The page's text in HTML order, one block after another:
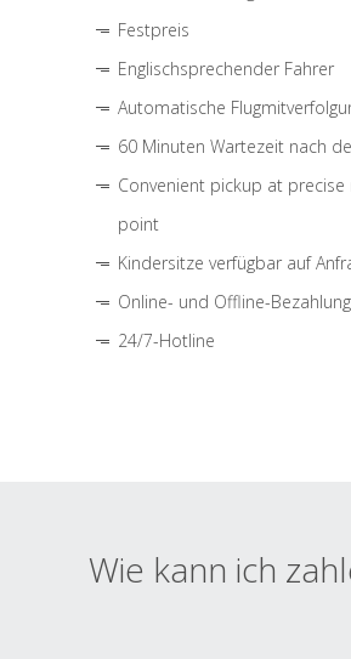
Festpreis
Englischsprechender Fahrer
Automatische
60 Minuten Wartezeit nach
Convenient pickup at precise
point
Kindersitze verfügbar auf
Online- und Offline-
24/7-Hotline
Wie kann ich